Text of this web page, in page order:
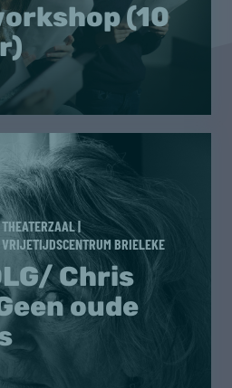
(10
THEATERZAAL |
VRIJETIJDSCENTRUM BRIELEKE
Chris
oude